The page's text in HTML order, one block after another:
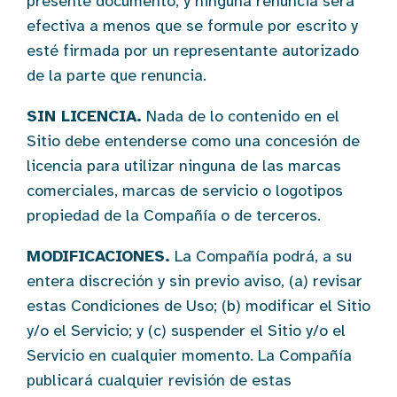
efectiva a menos que se formule por escrito y
esté firmada por un representante autorizado
de la parte que renuncia.
SIN LICENCIA. Nada de lo contenido en el
Sitio debe entenderse como una concesión de
licencia para utilizar ninguna de las marcas
comerciales, marcas de servicio o logotipos
propiedad de la Compañía o de terceros.
MODIFICACIONES. La Compañía podrá, a su
entera discreción y sin previo aviso, (a) revisar
estas Condiciones de Uso; (b) modificar el Sitio
y/o el Servicio; y (c) suspender el Sitio y/o el
Servicio en cualquier momento. La Compañía
publicará cualquier revisión de estas